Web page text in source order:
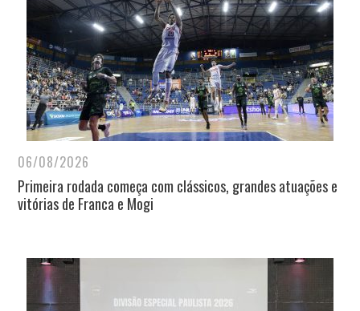
06/08/2026
Primeira rodada começa com clássicos, grandes atuações e
vitórias de Franca e Mogi